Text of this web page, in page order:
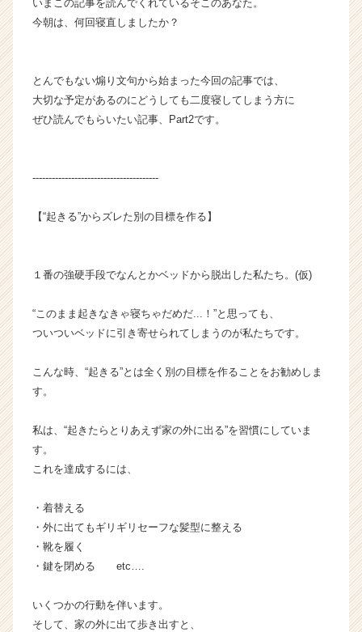
タ
イ
イ
ン】
ャ
成
か
ス
カ
ト
就
チ
ャ
ア
（C
いまこの記事を読んでくれているそこのあなた。
今朝は、何回寝直しましたか？
とんでもない煽り文句から始まった今回の記事では、
大切な予定があるのにどうしても二度寝してしまう方に
ぜひ読んでもらいたい記事、Part2です。
---------------------------------------
【“起きる”からズレた別の目標を作る】
１番の強硬手段でなんとかベッドから脱出した私たち。(仮)
“このまま起きなきゃ寝ちゃだめだ...！”と思っても、
ついついベッドに引き寄せられてしまうのが私たちです。
こんな時、“起きる”とは全く別の目標を作ることをお勧めしま
す。
私は、“起きたらとりあえず家の外に出る”を習慣にしていま
す。
これを達成するには、
・着替える
・外に出てもギリギリセーフな髪型に整える
・靴を履く
・鍵を閉める etc….
いくつかの行動を伴います。
そして、家の外に出て歩き出すと、